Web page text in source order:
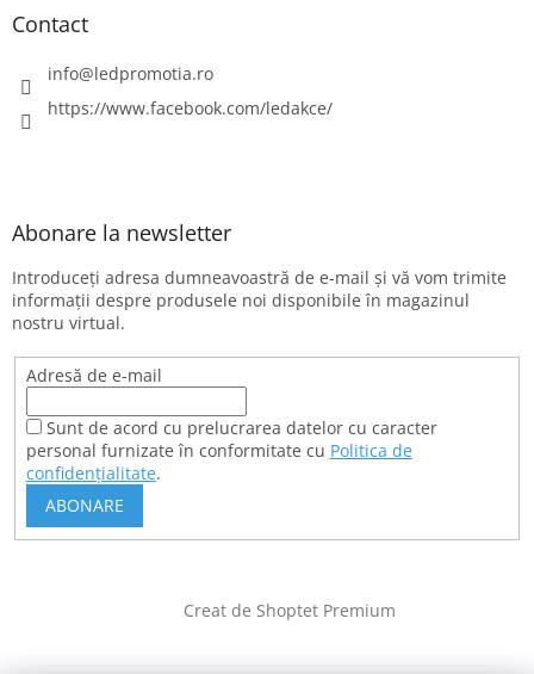
Contact
info@ledpromotia.ro
https://www.facebook.com/ledakce/
Abonare la newsletter
Introduceţi adresa dumneavoastră de e-mail şi vă vom trimite
informaţii despre produsele noi disponibile în magazinul
nostru virtual.
Adresă de e-mail
Sunt de acord cu prelucrarea datelor cu caracter
personal furnizate în conformitate cu Politica de
confidențialitate.
ABONARE
Creat de Shoptet Premium